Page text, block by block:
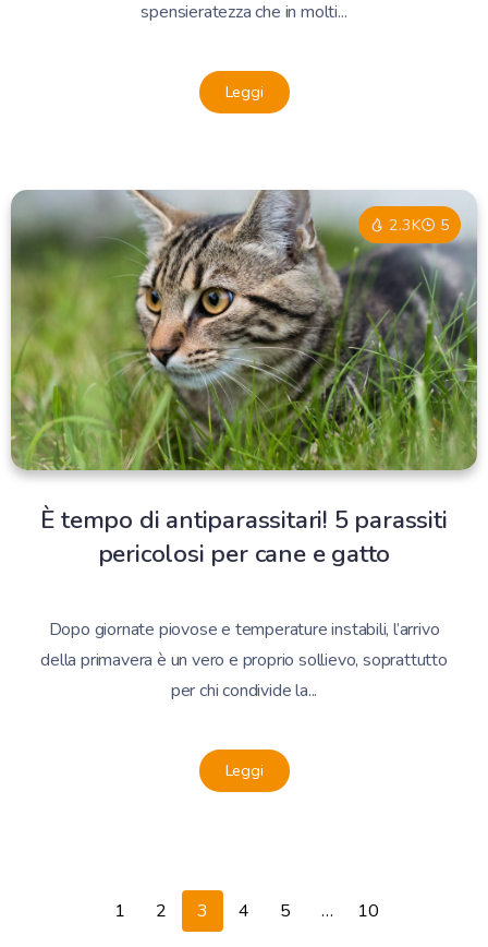
spensieratezza che in molti...
Leggi
2.3K 5
È tempo di antiparassitari! 5 parassiti
pericolosi per cane e gatto
Dopo giornate piovose e temperature instabili, l’arrivo
della primavera è un vero e proprio sollievo, soprattutto
per chi condivide la...
Leggi
1 2 3 4 5 … 10